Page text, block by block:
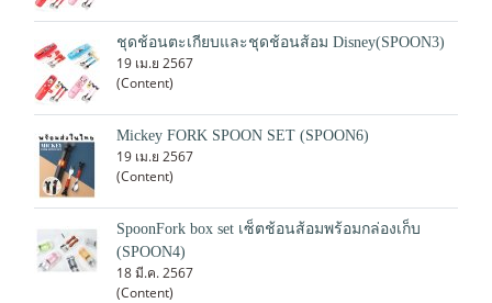
ชุดช้อนตะเกียบและชุดช้อนส้อม Disney(SPOON3)
19 เม.ย 2567
(Content)
Mickey FORK SPOON SET (SPOON6)
19 เม.ย 2567
(Content)
SpoonFork box set เซ็ตช้อนส้อมพร้อมกล่องเก็บ
(SPOON4)
18 มี.ค. 2567
(Content)